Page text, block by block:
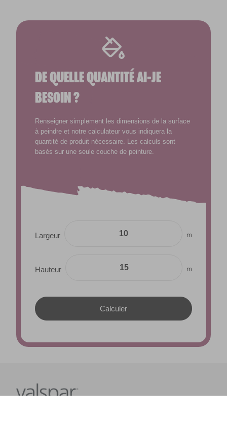
DE QUELLE QUANTITÉ AI-JE
BESOIN ?
Renseigner simplement les dimensions de la surface
à peindre et notre calculateur vous indiquera la
quantité de produit nécessaire. Les calculs sont
basés sur une seule couche de peinture.
Largeur m
Hauteur m